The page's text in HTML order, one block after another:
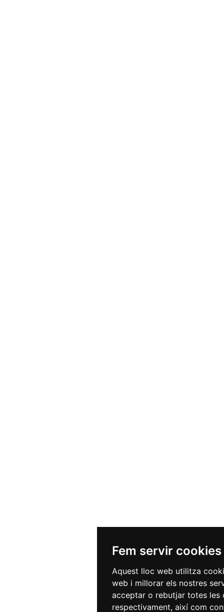
Fem servir cookies
Aquest lloc web utilitza
web i millorar els nostres
acceptar o rebutjar totes
respectivament, així com